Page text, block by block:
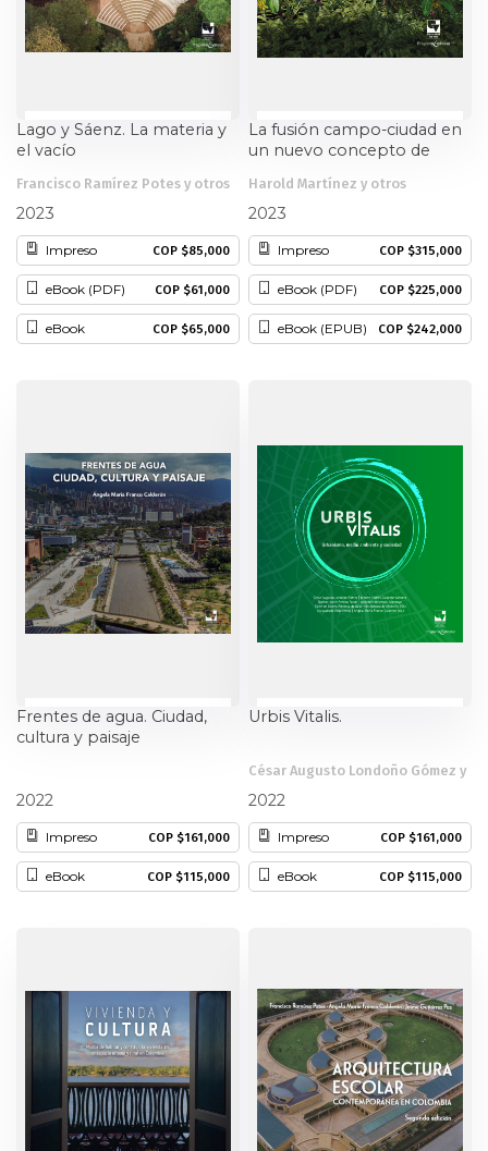
Lago y Sáenz. La materia y
el vacío
Francisco Ramírez Potes y otros
2023
eBook (PDF) COP $61,000
Impreso COP $85,000
eBook COP $65,000
La fusión campo-ciudad en
un nuevo concepto de
Harold Martínez y otros
2023
eBook (PDF) COP $225,000
eBook (EPUB) COP $242,000
Impreso COP $315,000
Frentes de agua. Ciudad,
cultura y paisaje
2022
Impreso COP $161,000
eBook COP $115,000
Urbis Vitalis.
César Augusto Londoño Gómez y
2022
Impreso COP $161,000
eBook COP $115,000